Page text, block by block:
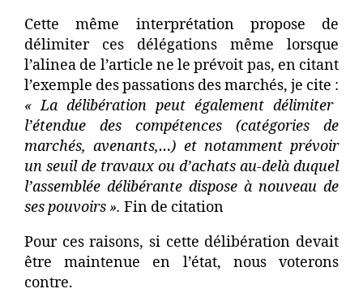
Cette même interprétation propose de
délimiter ces délégations même lorsque
l’alinea de l’article ne le prévoit pas, en citant
l’exemple des passations des marchés, je cite :
« La délibération peut également délimiter
l’étendue des compétences (catégories de
marchés, avenants,…) et notamment prévoir
un seuil de travaux ou d’achats au-delà duquel
l’assemblée délibérante dispose à nouveau de
ses pouvoirs ». Fin de citation
Pour ces raisons, si cette délibération devait
être maintenue en l’état, nous voterons
contre.